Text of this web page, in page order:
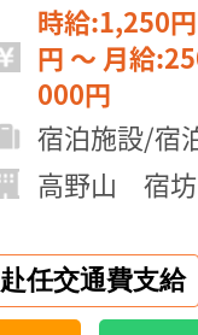
時給:1,250円 ～ 日給
円 ～ 月給:250,000円 ～ 270,
000円
宿泊施設/宿
高野山 宿
赴任交通費支給